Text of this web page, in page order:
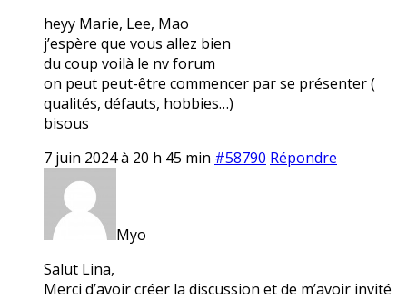
heyy Marie, Lee, Mao
j’espère que vous allez bien
du coup voilà le nv forum
on peut peut-être commencer par se présenter (
qualités, défauts, hobbies…)
bisous
7 juin 2024 à 20 h 45 min #58790 Répondre
Myo
Salut Lina,
Merci d’avoir créer la discussion et de m’avoir invité